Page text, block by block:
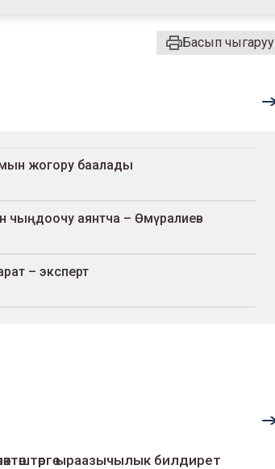
Басып чыгаруу
жогору баалады
чыңдоочу аянтча – Өмүралиев
– эксперт
ыраазычылык билдирет